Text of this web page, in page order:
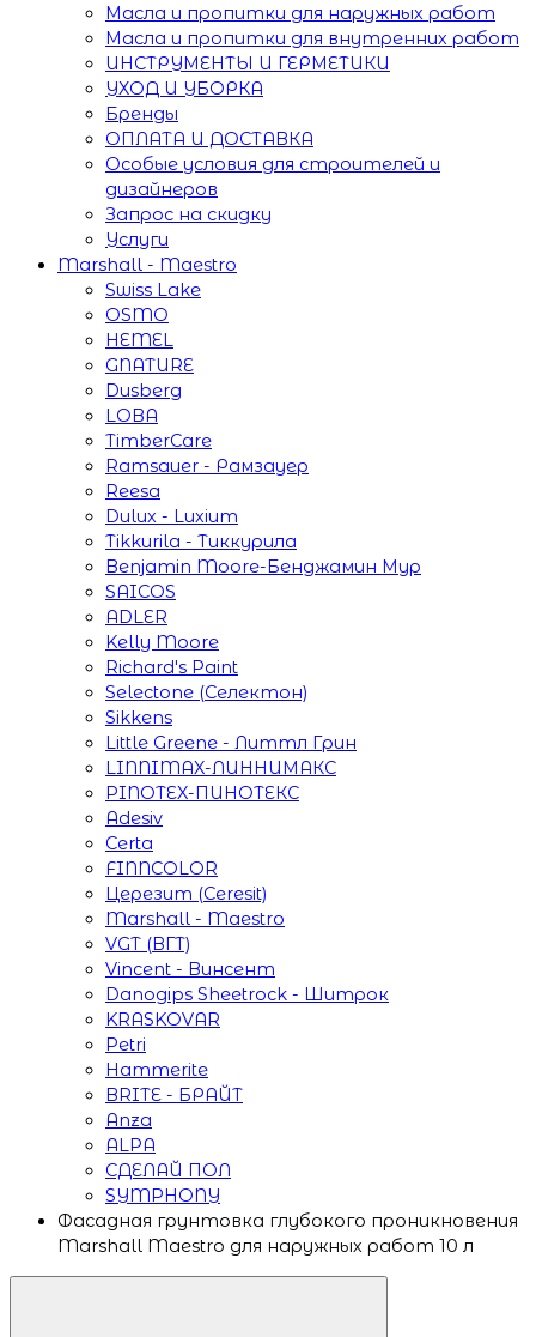
Масла и пропитки для наружных работ
Масла и пропитки для внутренних работ
ИНСТРУМЕНТЫ И ГЕРМЕТИКИ
УХОД И УБОРКА
Бренды
ОПЛАТА И ДОСТАВКА
Особые условия для строителей и
дизайнеров
Запрос на скидку
Услуги
Marshall - Maestro
Swiss Lake
OSMO
HEMEL
GNATURE
Dusberg
LOBA
TimberCare
Ramsauer - Рамзауер
Reesa
Dulux - Luxium
Tikkurila - Тиккурила
Benjamin Moore-Бенджамин Мур
SAICOS
ADLER
Kelly Moore
Richard's Paint
Selectone (Селектон)
Sikkens
Little Greene - Литтл Грин
LINNIMAX-ЛИННИМАКС
PINOTEX-ПИНОТЕКС
Adesiv
Certa
FINNCOLOR
Церезит (Ceresit)
Marshall - Maestro
VGT (ВГТ)
Vincent - Винсент
Danogips Sheetrock - Шитрок
KRASKOVAR
Petri
Hammerite
BRITE - БРАЙТ
Anza
ALPA
СДЕЛАЙ ПОЛ
SYMPHONY
Фасадная грунтовка глубокого проникновения
Marshall Maestro для наружных работ 10 л